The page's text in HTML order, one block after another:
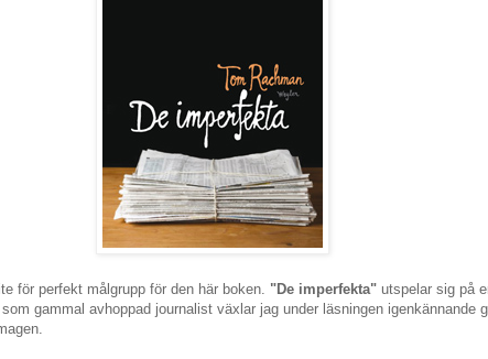
för perfekt målgrupp för den här boken. "De imperfekta" utspelar sig på
gammal avhoppad journalist växlar jag under läsningen igenkännande